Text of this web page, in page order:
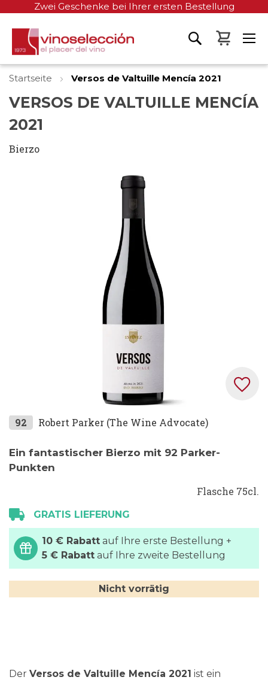
Zwei Geschenke bei Ihrer ersten Bestellung
Mein
Startseite Versos de Valtuille Mencía 2021
VERSOS DE VALTUILLE MENCÍA
2021
Bierzo
Zum
der
Bildgalerie
92 Robert Parker (The Wine Advocate)
Ein fantastischer Bierzo mit 92 Parker-
Punkten
Flasche 75cl.
GRATIS LIEFERUNG
10 € Rabatt auf Ihre erste Bestellung +
5 € Rabatt auf Ihre zweite Bestellung
Nicht vorrätig
Der Versos de Valtuille Mencía 2021 ist ein